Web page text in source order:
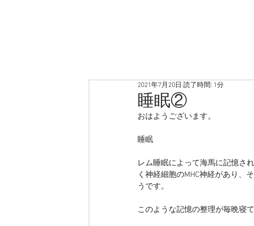
睡眠②
2021年7月20日 読了時間: 1分
おはようございます。
睡眠
レム睡眠によって海馬に記憶さ
く神経細胞のMHC神経があり、
うです。
このような記憶の整理が毎晩寝